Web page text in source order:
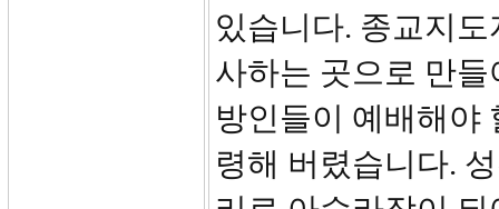
있습니다. 종교지
사하는 곳으로 만
방인들이 예배해야
령해 버렸습니다.